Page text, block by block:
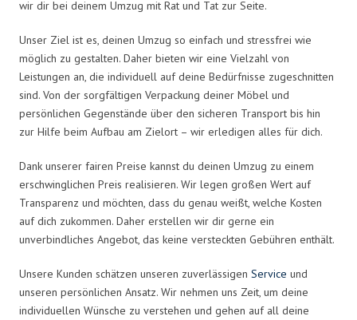
wir dir bei deinem Umzug mit Rat und Tat zur Seite.
Unser Ziel ist es, deinen Umzug so einfach und stressfrei wie
möglich zu gestalten. Daher bieten wir eine Vielzahl von
Leistungen an, die individuell auf deine Bedürfnisse zugeschnitten
sind. Von der sorgfältigen Verpackung deiner Möbel und
persönlichen Gegenstände über den sicheren Transport bis hin
zur Hilfe beim Aufbau am Zielort – wir erledigen alles für dich.
Dank unserer fairen Preise kannst du deinen Umzug zu einem
erschwinglichen Preis realisieren. Wir legen großen Wert auf
Transparenz und möchten, dass du genau weißt, welche Kosten
auf dich zukommen. Daher erstellen wir dir gerne ein
unverbindliches Angebot, das keine versteckten Gebühren enthält.
Unsere Kunden schätzen unseren zuverlässigen Service und
unseren persönlichen Ansatz. Wir nehmen uns Zeit, um deine
individuellen Wünsche zu verstehen und gehen auf all deine